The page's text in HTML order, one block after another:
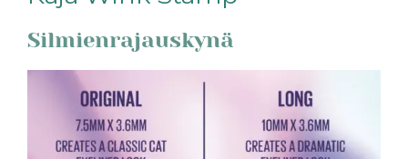
Silmienrajauskynä